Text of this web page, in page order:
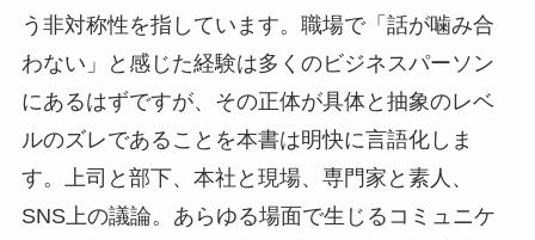
う非対称性を指しています。職場で「話が噛み合
わない」と感じた経験は多くのビジネスパーソン
にあるはずですが、その正体が具体と抽象のレベ
ルのズレであることを本書は明快に言語化しま
す。上司と部下、本社と現場、専門家と素人、
SNS上の議論。あらゆる場面で生じるコミュニケ